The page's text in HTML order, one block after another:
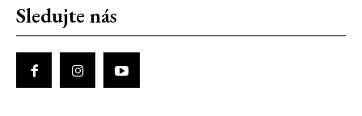
Sledujte nás